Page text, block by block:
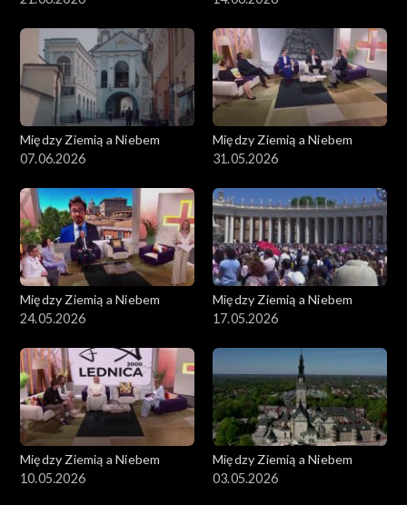
Między Ziemią a Niebem
07.06.2026
Między Ziemią a Niebem
31.05.2026
Między Ziemią a Niebem
24.05.2026
Między Ziemią a Niebem
17.05.2026
Między Ziemią a Niebem
10.05.2026
Między Ziemią a Niebem
03.05.2026